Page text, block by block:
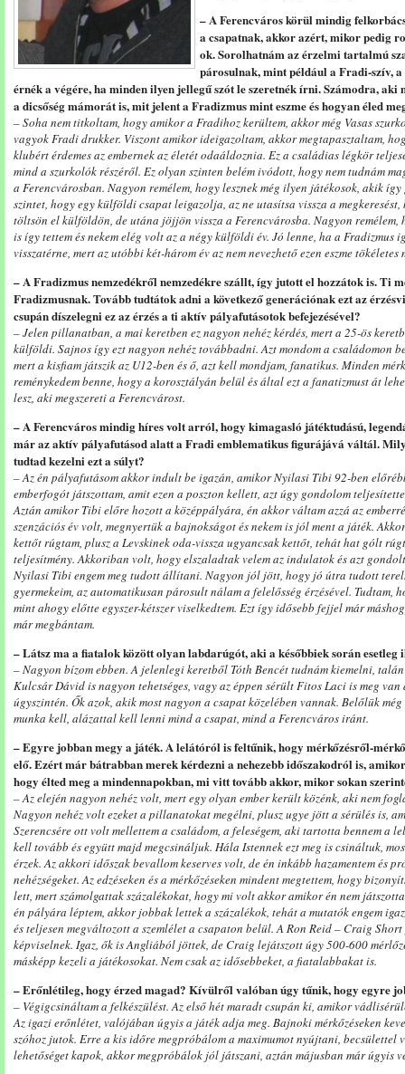
– A Ferencváros körül mindig
a csapatnak, akkor azért, mikor pedig
ok. Sorolhatnám az érzelmi tartalmú
párosulnak, mint például a Fradi-szív,
érnék a végére, ha minden ilyen jellegű szót le szeretnék írni. Számodra, aki
a dicsőség mámorát is, mit jelent a Fradizmus mint eszme és hogyan éled
– Soha nem titkoltam, hogy amikor a Fradihoz kerültem, akkor még Vasas
vagyok Fradi drukker. Viszont amikor ideigazoltam, akkor megtapasztaltam,
klubért érdemes az embernek az életét odaáldoznia. Ez a családias légkör
mind a szurkolók részéről. Ez olyan szinten belém ivódott, hogy nem tudnám
a Ferencvárosban. Nagyon remélem, hogy lesznek még ilyen játékosok, akik
szintet, hogy egy külföldi csapat leigazolja, az ne utasítsa vissza a
töltsön el külföldön, de utána jöjjön vissza a Ferencvárosba. Nagyon
is így tettem és nekem elég volt az a négy külföldi év. Jó lenne, ha a Fradizmus
visszatérne, mert az utóbbi két-három év az nem nevezhető ezen eszme tökéletes
– A Fradizmus nemzedékről nemzedékre szállt, így jutott el hozzátok is. Ti
Fradizmusnak. Tovább tudtátok adni a következő generációnak ezt az
csupán díszelegni ez az érzés a ti aktív pályafutásotok befejezésével?
– Jelen pillanatban, a mai keretben ez nagyon nehéz kérdés, mert a 25-ös
külföldi. Sajnos így ezt nagyon nehéz továbbadni. Azt mondom a családomon
mert a kisfiam játszik az U12-ben és ő, azt kell mondjam, fanatikus. Minden
reménykedem benne, hogy a korosztályán belül és által ezt a fanatizmust át
lesz, aki megszereti a Ferencvárost.
– A Ferencváros mindig híres volt arról, hogy kimagasló játéktudású,
már az aktív pályafutásod alatt a Fradi emblematikus figurájává váltál.
tudtad kezelni ezt a súlyt?
– Az én pályafutásom akkor indult be igazán, amikor Nyilasi Tibi 92-ben
emberfogót játszottam, amit ezen a poszton kellett, azt úgy gondolom
Aztán amikor Tibi előre hozott a középpályára, én akkor váltam azzá az
szenzációs év volt, megnyertük a bajnokságot és nekem is jól ment a játék.
kettőt rúgtam, plusz a Levskinek oda-vissza ugyancsak kettőt, tehát hat gólt
teljesítmény. Akkoriban volt, hogy elszaladtak velem az indulatok és azt
Nyilasi Tibi engem meg tudott állítani. Nagyon jól jött, hogy jó útra tudott
gyermekeim, az automatikusan párosult nálam a felelősség érzésével. Tudtam,
mint ahogy előtte egyszer-kétszer viselkedtem. Ezt így idősebb fejjel már
már megbántam.
– Látsz ma a fiatalok között olyan labdarúgót, aki a későbbiek során esetleg
– Nagyon bízom ebben. A jelenlegi keretből Tóth Bencét tudnám kiemelni,
Kulcsár Dávid is nagyon tehetséges, vagy az éppen sérült Fitos Laci is meg
úgyszintén. Ők azok, akik most nagyon a csapat közelében vannak. Belőlük
munka kell, alázattal kell lenni mind a csapat, mind a Ferencváros iránt.
– Egyre jobban megy a játék. A lelátóról is feltűnik, hogy mérkőzésről-
elő. Ezért már bátrabban merek kérdezni a nehezebb időszakodról is,
hogy élted meg a mindennapokban, mi vitt tovább akkor, mikor sokan
– Az elején nagyon nehéz volt, mert egy olyan ember került közénk, aki nem
Nagyon nehéz volt ezeket a pillanatokat megélni, plusz ugye jött a sérülés is,
Szerencsére ott volt mellettem a családom, a feleségem, aki tartotta bennem a
kell tovább és együtt majd megcsináljuk. Hála Istennek ezt meg is csináltuk,
érzek. Az akkori időszak bevallom keserves volt, de én inkább hazamentem és
nehézségeket. Az edzéseken és a mérkőzéseken mindent megtettem, hogy
lett, mert számolgattak százalékokat, hogy mi volt akkor amikor én nem
én pályára léptem, akkor jobbak lettek a százalékok, tehát a mutatók engem
és teljesen megváltozott a szemlélet a csapaton belül. A Ron Reid – Craig
képviselnek. Igaz, ők is Angliából jöttek, de Craig lejátszott úgy 500-600
másképp kezeli a játékosokat. Nem csak az idősebbeket, a fiatalabbakat is.
– Erőnlétileg, hogy érzed magad? Kívülről valóban úgy tűnik, hogy egyre
– Végigcsináltam a felkészülést. Az első hét maradt csupán ki, amikor
Az igazi erőnlétet, valójában úgyis a játék adja meg. Bajnoki mérkőzéseken
szóhoz jutok. Erre a kis időre megpróbálom a maximumot nyújtani, becsülettel
lehetőséget kapok, akkor megpróbálok jól játszani, aztán májusban már úgyis